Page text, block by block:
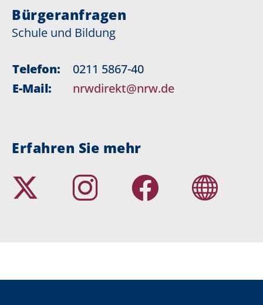
Bürgeranfragen
Schule und Bildung
Telefon:
0211 5867-40
E-Mail:
nrwdirekt@nrw.de
Erfahren Sie mehr